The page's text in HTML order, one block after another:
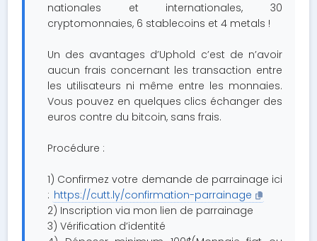
nationales et internationales, 30
cryptomonnaies, 6 stablecoins et 4 metals !
Un des avantages d’Uphold c’est de n’avoir
aucun frais concernant les transaction entre
les utilisateurs ni même entre les monnaies.
Vous pouvez en quelques clics échanger des
euros contre du bitcoin, sans frais.
Procédure :
1) Confirmez votre demande de parrainage ici
: https://cutt.ly/confirmation-parrainage
2) Inscription via mon lien de parrainage
3) Vérification d’identité